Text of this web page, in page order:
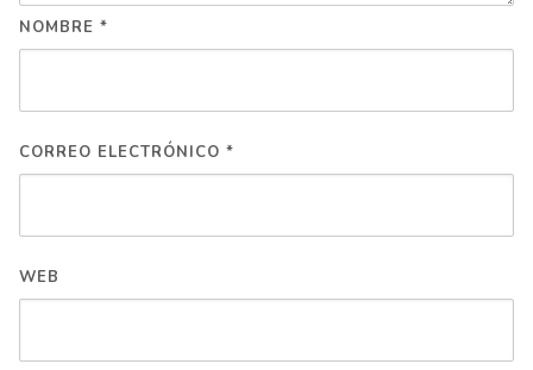
NOMBRE *
CORREO ELECTRÓNICO *
WEB